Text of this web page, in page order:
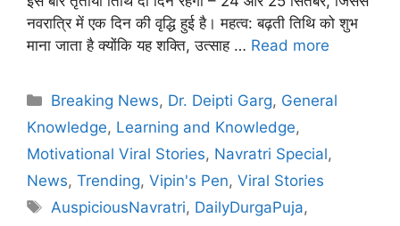
नवरात्रि में एक दिन की वृद्धि हुई है। महत्व: बढ़ती तिथि को शुभ
माना जाता है क्योंकि यह शक्ति, उत्साह … Read more
Categories
Breaking News, Dr. Deipti Garg, General
Knowledge, Learning and Knowledge,
Motivational Viral Stories, Navratri Special,
News, Trending, Vipin's Pen, Viral Stories
Tags
AuspiciousNavratri, DailyDurgaPuja,